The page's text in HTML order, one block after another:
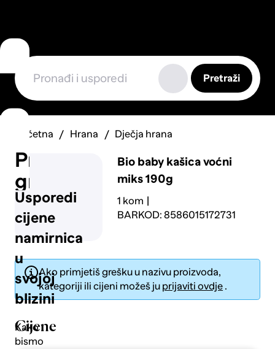
Usporedi
cijene
namirnica
u
svojoj
blizini
Kako
bismo
Prijavi
grešku
Pretraži
Početna Hrana Dječja hrana
Bio baby kašica voćni
miks 190g
1 kom
BARKOD: 8586015172731
Ako primjetiš grešku u nazivu proizvoda,
kategoriji ili cijeni možeš ju prijaviti ovdje .
Cijene